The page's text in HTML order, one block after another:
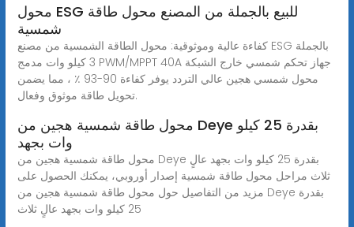
محول ESG للبيع بالجملة من المصنع محول طاقة
شمسية
كفاءة عالية وموثوقية: محول الطاقة الشمسية من مصنع ESG بالجملة
3 كيلو وات مدمج PWM/MPPT 40A جهاز تحكم شمسي خارج الشبكة
محول شمسي هجين عالي التردد يوفر كفاءة 90-93 ٪ ، مما يضمن
تحويل طاقة موثوق وفعال.
محول طاقة شمسية هجين من Deye بقدرة 25 كيلو
وات بجهد
محول طاقة شمسية هجين من Deye بقدرة 25 كيلو وات بجهد عالٍ
ثلاث مراحل محول طاقة شمسية إصدار أوروبي، يمكنك الحصول على
مزيد من التفاصيل حول محول طاقة شمسية هجين من Deye بقدرة
25 كيلو وات بجهد عالٍ ثلاث